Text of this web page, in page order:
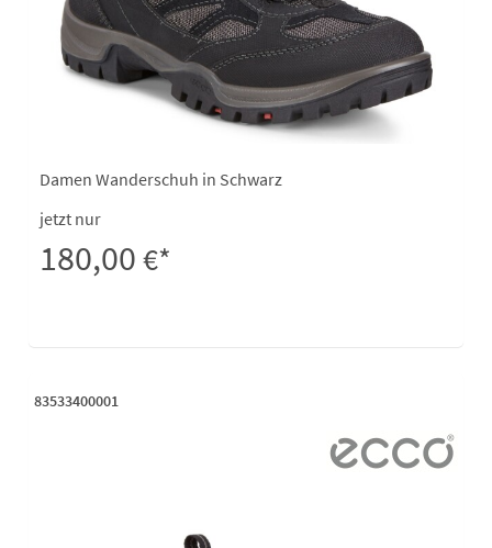
Damen Wanderschuh in Schwarz
jetzt nur
180,00€*
83533400001